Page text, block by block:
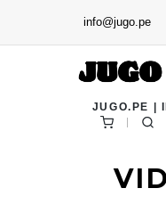
info@jugo.pe
JUGO.PE |